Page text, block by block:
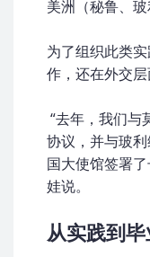
美洲（秘鲁、玻
为了组织此类
作，还在外交层
“去年，我们与
协议，并与玻
国大使馆签署
娃说。
从实践到